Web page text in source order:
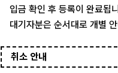
입금 확인 후 등록이 완료됩
대기자분은 순서대로 개별
취소 안내